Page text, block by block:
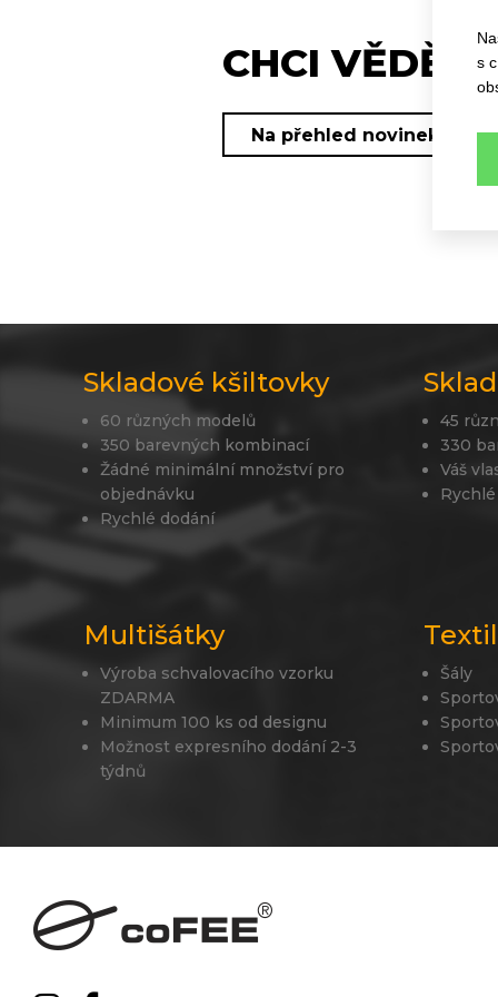
s
CHCI VĚDĚT
Na přehled novinek
Skladové kšiltovky
60 různých modelů
350 barevných kombinací
Žádné minimální množství pro
objednávku
Rychlé dodání
45
330
Váš
Multišátky
Výroba schvalovacího vzorku
ZDARMA
Minimum 100 ks od designu
Možnost expresního dodání 2-3
týdnů
Šály